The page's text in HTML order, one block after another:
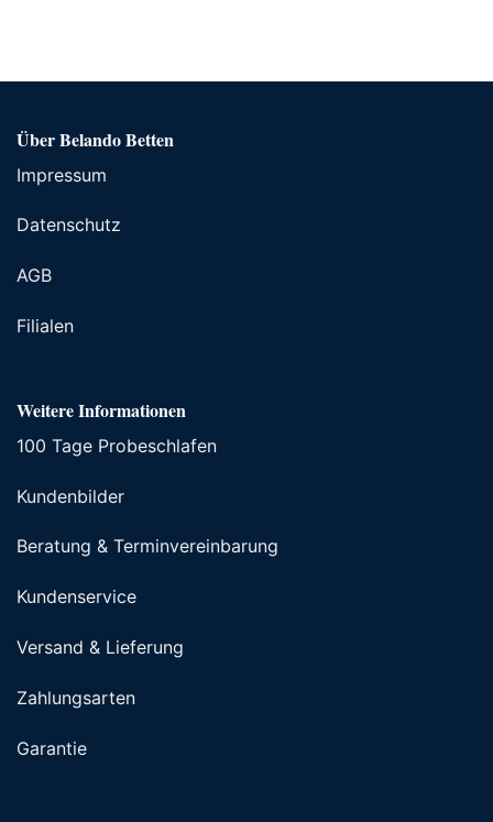
Über Belando Betten
Impressum
Datenschutz
AGB
Filialen
Weitere Informationen
100 Tage Probeschlafen
Kundenbilder
Beratung & Terminvereinbarung
Kundenservice
Versand & Lieferung
Zahlungsarten
Garantie